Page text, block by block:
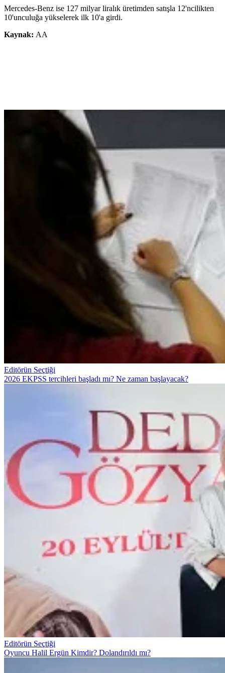
Mercedes-Benz ise 127 milyar liralık üretimden satışla 12'ncilikten
10'unculuğa yükselerek ilk 10'a girdi.
Kaynak: AA
Editörün Seçtiği
2026 EKPSS tercihleri başladı mı? Ne zaman başlayacak?
Editörün Seçtiği
Oyuncu Halil Ergün Kimdir? Dolandırıldı mı?